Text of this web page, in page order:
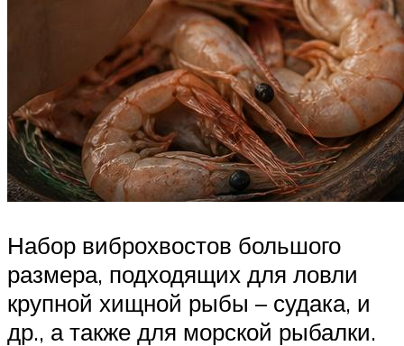
Набор виброхвостов большого
размера, подходящих для ловли
крупной хищной рыбы – судака, и
др., а также для морской рыбалки.